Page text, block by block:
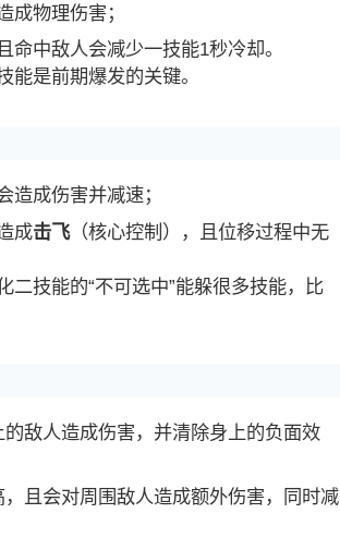
成物理伤害；
中敌人会减少一技能1秒冷却。
能是前期爆发的关键。
造成伤害并减速；
成击飞（核心控制），且位移过程中无
技能的“不可选中”能躲很多技能，比
敌人造成伤害，并清除身上的负面效
且会对周围敌人造成额外伤害，同时减